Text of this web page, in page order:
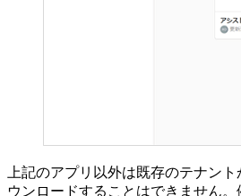
上記のアプリ以外は既存のテナン
ウンロードすることはできません